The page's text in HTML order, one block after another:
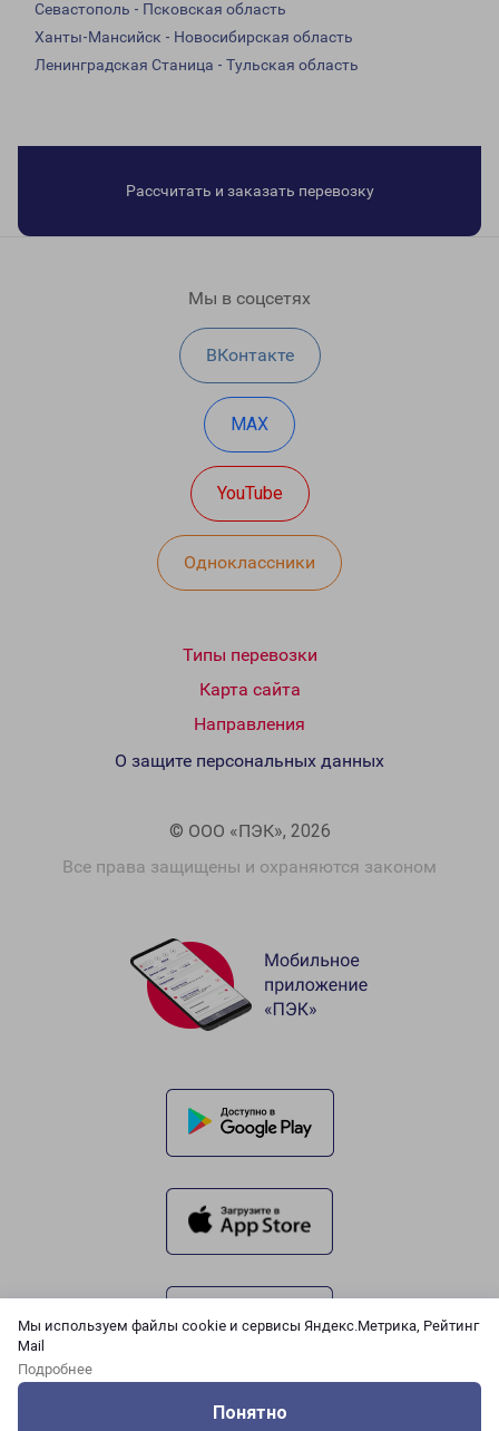
Мы используем файлы cookie и сервисы Яндекс.Метрика, Рейтинг
Mail
Подробнее
Понятно
Севастополь - Псковская область
Ханты-Мансийск - Новосибирская область
Ленинградская Станица - Тульская область
Рассчитать и заказать перевозку
Мы в соцсетях
ВКонтакте
MAX
YouTube
Одноклассники
Типы перевозки
Карта сайта
Направления
© ООО «ПЭК», 2026
Все права защищены и охраняются законом
О защите персональных данных